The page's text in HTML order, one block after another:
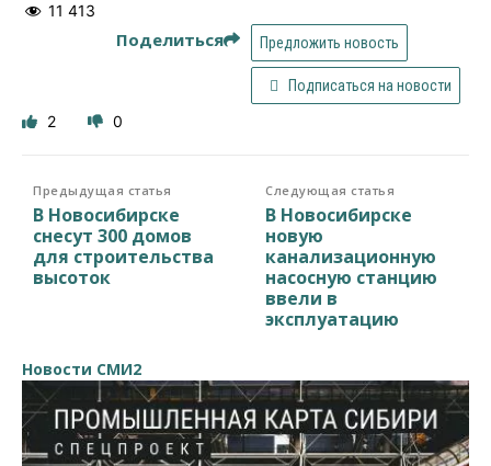
11 413
Поделиться Предложить новость
Подписаться на новости
2 0
Предыдущая статья
В Новосибирске
снесут 300 домов
для строительства
высоток
Следующая статья
В Новосибирске
новую
канализационную
насосную станцию
ввели в
эксплуатацию
Новости СМИ2